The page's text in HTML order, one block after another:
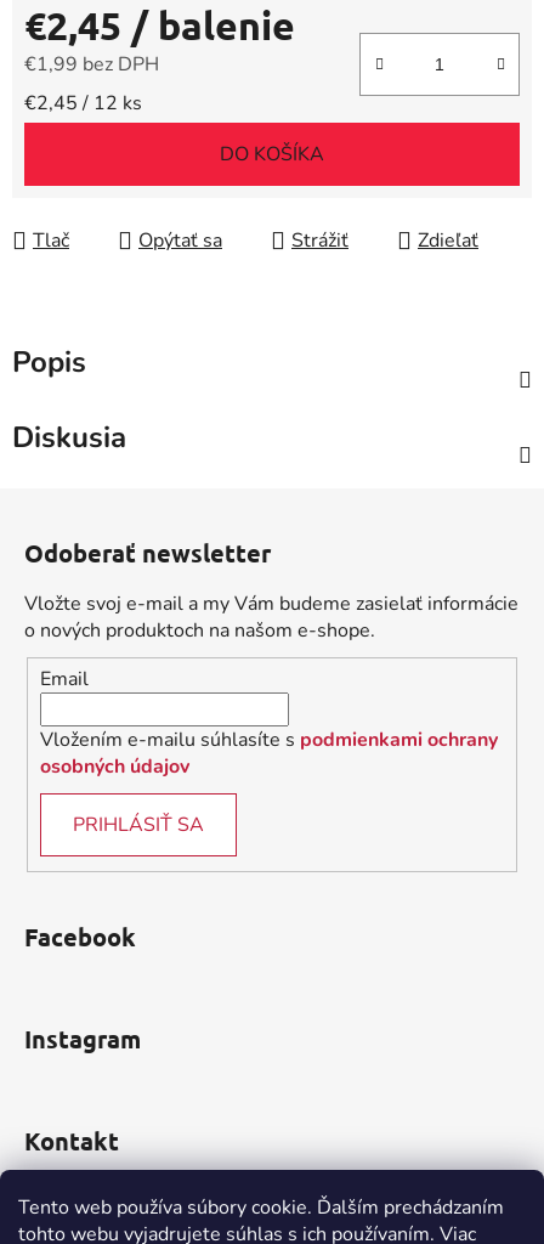
Tento web používa súbory cookie. Ďalším prechádzaním
tohto webu vyjadrujete súhlas s ich používaním. Viac
€2,45 / balenie
€1,99 bez DPH
Jednotková cena:
€2,45 / 12 ks
DO KOŠÍKA
Tlač Opýtať sa Strážiť Zdieľať
Popis
Diskusia
Odoberať newsletter
Vložte svoj e-mail a my Vám budeme zasielať informácie
o nových produktoch na našom e-shope.
Email
Vložením e-mailu súhlasíte s podmienkami ochrany
osobných údajov
PRIHLÁSIŤ SA
Facebook
Instagram
Kontakt
obchod@incomp.sk